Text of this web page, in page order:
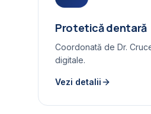
Protetică dentară
Coordonată de Dr.
digitale.
Vezi detalii